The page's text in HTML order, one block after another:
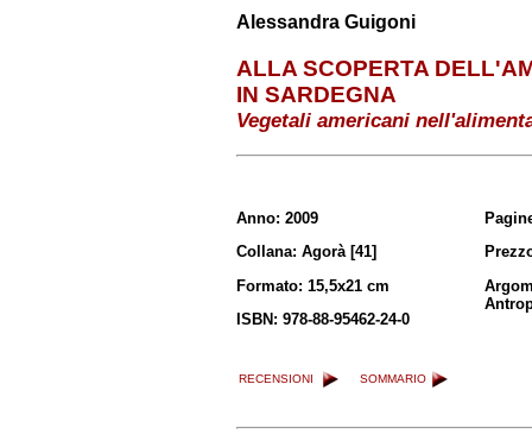
Alessandra Guigoni
ALLA SCOPERTA
IN SARDEGNA
Vegetali americani
Anno: 2009
Collana: Agorà [41]
Formato: 15,5x21 cm
ISBN: 978-88-95462-24-0
RECENSIONI SOMMARIO